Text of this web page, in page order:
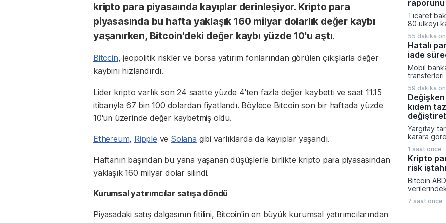
kripto para piyasaında kayıplar derinleşiyor. Kripto para
piyasasında bu hafta yaklaşık 160 milyar dolarlık değer kaybı
yaşanırken, Bitcoin'deki değer kaybı yüzde 10'u aştı.
Bitcoin, jeopolitik riskler ve borsa yatırım fonlarından görülen çıkışlarla değer
kaybını hızlandırdı.
Lider kripto varlık son 24 saatte yüzde 4'ten fazla değer kaybetti ve saat 11.15
itibarıyla 67 bin 100 dolardan fiyatlandı. Böylece Bitcoin son bir haftada yüzde
10'un üzerinde değer kaybetmiş oldu.
Ethereum, Ripple ve Solana gibi varlıklarda da kayıplar yaşandı.
Haftanın başından bu yana yaşanan düşüşlerle birlikte kripto para piyasasından
yaklaşık 160 milyar dolar silindi.
Kurumsal yatırımcılar satışa döndü
Piyasadaki satış dalgasının fitilini, Bitcoin'in en büyük kurumsal yatırımcılarından
tarafından
saati bulan
saat 45
raporunu
Ticaret
80 ülkeyi
Ticaret
hazırlanan
iş
üzere
açıldı.
55 dakika
Hatalı
iade
Mobil
transferleri
mali
konusunda
kritik
onayı
bilgilerinin
titizlikle
için en
gösteriliyor.
59 dakika
kıdem
Yargıtay
karara
prim
tazminatı
yasal bir
Takım
işçinin
primlerin
1 saat önce
Kripto
risk
Bitcoin
7 saat önce